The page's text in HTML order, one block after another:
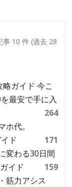
事 10 件 (過去 28
ガイド 今こ
最安で手に入
264
代。
ド
171
変わる30日間
イド
159
筋力アシス